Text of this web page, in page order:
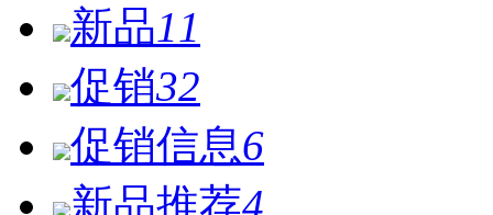
新品11
促销32
促销信息6
新品推荐4